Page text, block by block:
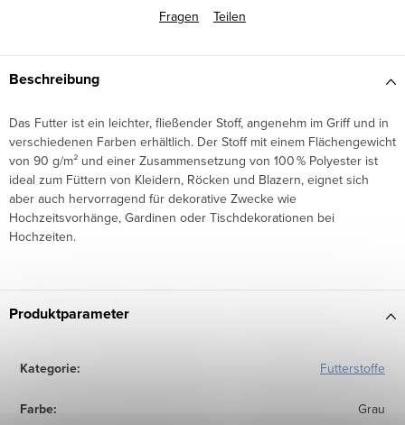
Fragen
Teilen
Beschreibung
Das Futter ist ein leichter, fließender Stoff, angenehm im Griff und in
verschiedenen Farben erhältlich. Der Stoff mit einem Flächengewicht
von 90 g/m² und einer Zusammensetzung von 100 % Polyester ist
ideal zum Füttern von Kleidern, Röcken und Blazern, eignet sich
aber auch hervorragend für dekorative Zwecke wie
Hochzeitsvorhänge, Gardinen oder Tischdekorationen bei
Hochzeiten.
Produktparameter
Kategorie: Futterstoffe
Farbe: Grau